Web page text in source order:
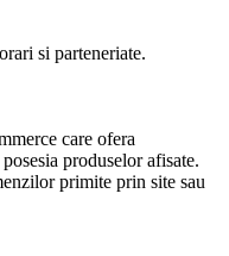
si parteneriate.
care ofera
produselor afisate.
primite prin site sau